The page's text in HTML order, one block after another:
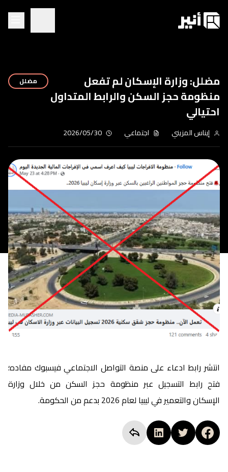
مضلل: وزارة الإسكان لم تفعل
منظومة حجز السكن والرابط المتداول
احتيالي
مضلل
إيناس المزيني اجتماعي 2026/05/30
انتشر رابط ادعاء على منصة التواصل الاجتماعي فيسبوك مفاده؛
فتح رابط التسجيل عبر منظومة حجز السكن من خلال وزارة
الإسكان والتعمير في ليبيا لعام 2026 بدعم من الحكومة.